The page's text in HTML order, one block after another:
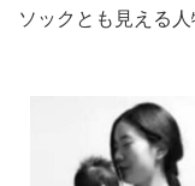
ソックとも見える